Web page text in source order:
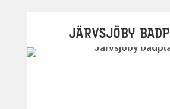
JÄRVSJÖBY